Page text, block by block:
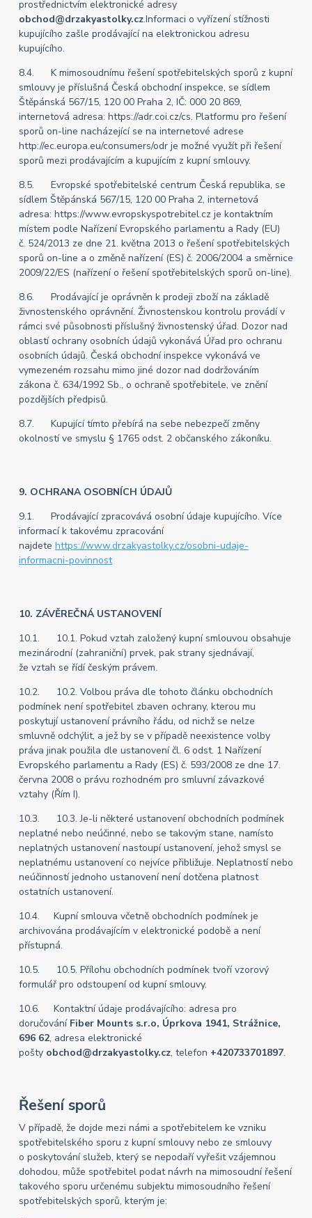
prostřednictvím elektronické adresy
obchod@drzakyastolky.cz.Informaci o vyřízení stížnosti
kupujícího zašle prodávající na elektronickou adresu
kupujícího.
8.4. K mimosoudnímu řešení spotřebitelských sporů z kupní
smlouvy je příslušná Česká obchodní inspekce, se sídlem
Štěpánská 567/15, 120 00 Praha 2, IČ: 000 20 869,
internetová adresa: https://adr.coi.cz/cs. Platformu pro řešení
sporů on-line nacházející se na internetové adrese
http://ec.europa.eu/consumers/odr je možné využít při řešení
sporů mezi prodávajícím a kupujícím z kupní smlouvy.
8.5. Evropské spotřebitelské centrum Česká republika, se
sídlem Štěpánská 567/15, 120 00 Praha 2, internetová
adresa: https://www.evropskyspotrebitel.cz je kontaktním
místem podle Nařízení Evropského parlamentu a Rady (EU)
č. 524/2013 ze dne 21. května 2013 o řešení spotřebitelských
sporů on-line a o změně nařízení (ES) č. 2006/2004 a směrnice
2009/22/ES (nařízení o řešení spotřebitelských sporů on-line).
8.6. Prodávající je oprávněn k prodeji zboží na základě
živnostenského oprávnění. Živnostenskou kontrolu provádí v
rámci své působnosti příslušný živnostenský úřad. Dozor nad
oblastí ochrany osobních údajů vykonává Úřad pro ochranu
osobních údajů. Česká obchodní inspekce vykonává ve
vymezeném rozsahu mimo jiné dozor nad dodržováním
zákona č. 634/1992 Sb., o ochraně spotřebitele, ve znění
pozdějších předpisů.
8.7. Kupující tímto přebírá na sebe nebezpečí změny
okolností ve smyslu § 1765 odst. 2 občanského zákoníku.
9. OCHRANA OSOBNÍCH ÚDAJŮ
9.1. Prodávající zpracovává osobní údaje kupujícího. Více
informací k takovému zpracování
najdete https://www.drzakyastolky.cz/osobni-udaje-
informacni-povinnost
10. ZÁVĚREČNÁ USTANOVENÍ
10.1. 10.1. Pokud vztah založený kupní smlouvou obsahuje
mezinárodní (zahraniční) prvek, pak strany sjednávají,
že vztah se řídí českým právem.
10.2. 10.2. Volbou práva dle tohoto článku obchodních
podmínek není spotřebitel zbaven ochrany, kterou mu
poskytují ustanovení právního řádu, od nichž se nelze
smluvně odchýlit, a jež by se v případě neexistence volby
práva jinak použila dle ustanovení čl. 6 odst. 1 Nařízení
Evropského parlamentu a Rady (ES) č. 593/2008 ze dne 17.
června 2008 o právu rozhodném pro smluvní závazkové
vztahy (Řím I).
10.3. 10.3. Je-li některé ustanovení obchodních podmínek
neplatné nebo neúčinné, nebo se takovým stane, namísto
neplatných ustanovení nastoupí ustanovení, jehož smysl se
neplatnému ustanovení co nejvíce přibližuje. Neplatností nebo
neúčinností jednoho ustanovení není dotčena platnost
ostatních ustanovení.
10.4. Kupní smlouva včetně obchodních podmínek je
archivována prodávajícím v elektronické podobě a není
přístupná.
10.5. 10.5. Přílohu obchodních podmínek tvoří vzorový
formulář pro odstoupení od kupní smlouvy.
10.6. Kontaktní údaje prodávajícího: adresa pro
doručování Fiber Mounts s.r.o, Úprkova 1941, Strážnice,
696 62, adresa elektronické
pošty obchod@drzakyastolky.cz, telefon +420733701897.
Řešení sporů
V případě, že dojde mezi námi a spotřebitelem ke vzniku
spotřebitelského sporu z kupní smlouvy nebo ze smlouvy
o poskytování služeb, který se nepodaří vyřešit vzájemnou
dohodou, může spotřebitel podat návrh na mimosoudní řešení
takového sporu určenému subjektu mimosoudního řešení
spotřebitelských sporů, kterým je: